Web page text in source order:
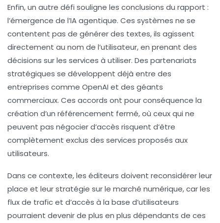
Enfin, un autre défi souligne les conclusions du rapport :
l’émergence de l’IA agentique. Ces systèmes ne se
contentent pas de générer des textes, ils agissent
directement au nom de l’utilisateur, en prenant des
décisions sur les services à utiliser. Des partenariats
stratégiques se développent déjà entre des
entreprises comme OpenAI et des géants
commerciaux. Ces accords ont pour conséquence la
création d’un référencement fermé, où ceux qui ne
peuvent pas négocier d’accès risquent d’être
complètement exclus des services proposés aux
utilisateurs.
Dans ce contexte, les éditeurs doivent reconsidérer leur
place et leur stratégie sur le marché numérique, car les
flux de trafic et d’accès à la base d’utilisateurs
pourraient devenir de plus en plus dépendants de ces